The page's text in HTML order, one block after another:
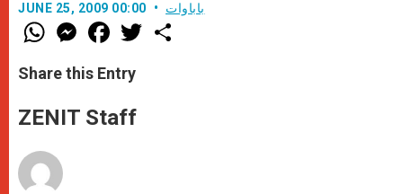
JUNE 25, 2009 00:00 باباوات
W
h
t
s
p
p
M
e
s
e
g
e
F
a
e
b
o
k
w
Share this Entry
ZENIT Staff